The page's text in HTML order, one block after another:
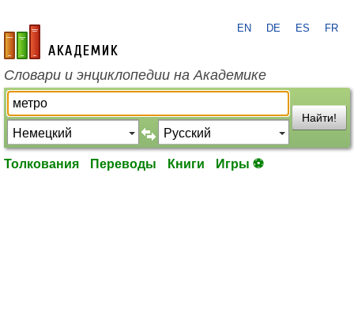
academic.ru
EN DE ES FR
Словари и энциклопедии на Академике
Найти!
Толкования Переводы Книги Игры ⚽